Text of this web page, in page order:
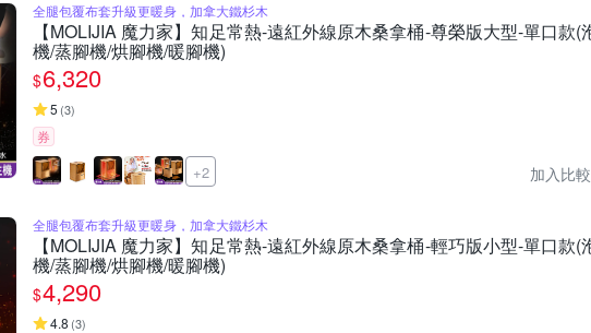
全腿包覆布套升級更暖身，加拿大鐵杉木
【MOLIJIA 魔力家】知足常熱-遠紅外線原木桑拿桶-尊榮版大型-單口款(
機/蒸腳機/烘腳機/暖腳機)
$6,320
5 (3)
券
+2 加入比較
全腿包覆布套升級更暖身，加拿大鐵杉木
【MOLIJIA 魔力家】知足常熱-遠紅外線原木桑拿桶-輕巧版小型-單口款(
機/蒸腳機/烘腳機/暖腳機)
$4,290
4.8 (3)